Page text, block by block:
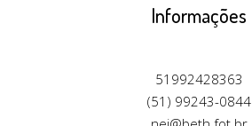
Informações
51992428363
(51) 99243-0844